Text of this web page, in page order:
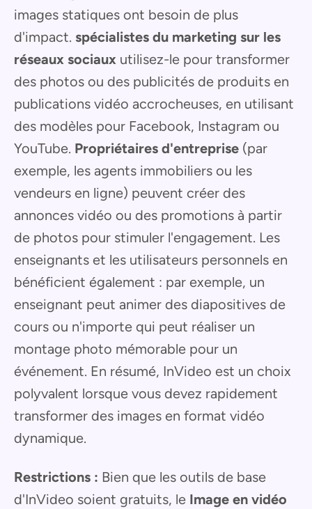
images statiques ont besoin de plus
d'impact. spécialistes du marketing sur les
réseaux sociaux utilisez-le pour transformer
des photos ou des publicités de produits en
publications vidéo accrocheuses, en utilisant
des modèles pour Facebook, Instagram ou
YouTube. Propriétaires d'entreprise (par
exemple, les agents immobiliers ou les
vendeurs en ligne) peuvent créer des
annonces vidéo ou des promotions à partir
de photos pour stimuler l'engagement. Les
enseignants et les utilisateurs personnels en
bénéficient également : par exemple, un
enseignant peut animer des diapositives de
cours ou n'importe qui peut réaliser un
montage photo mémorable pour un
événement. En résumé, InVideo est un choix
polyvalent lorsque vous devez rapidement
transformer des images en format vidéo
dynamique.
Restrictions : Bien que les outils de base
d'InVideo soient gratuits, le Image en vidéo